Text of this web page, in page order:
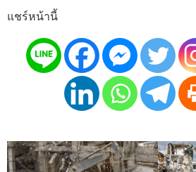
แชร์หน้านี้